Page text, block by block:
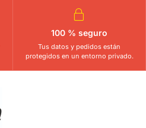
100 % seguro
Tus datos y pedidos están
protegidos en un entorno privado.